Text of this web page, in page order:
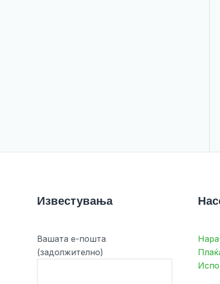
Известувања
Вашата е-пошта
(задолжително)